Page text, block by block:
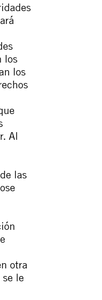
los
los
Al
las
otra
se le